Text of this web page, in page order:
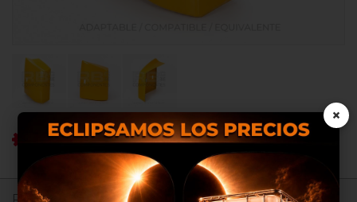
Ref RB: RB013510
Registrate para ver precios.Nosotros utilizamos cookies
×